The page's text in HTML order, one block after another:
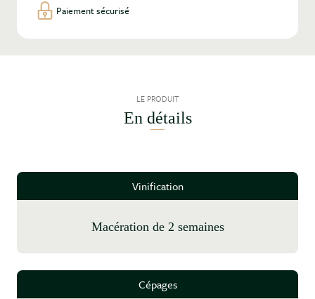
Paiement sécurisé
LE PRODUIT
En détails
Vinification
Macération de 2 semaines
Cépages